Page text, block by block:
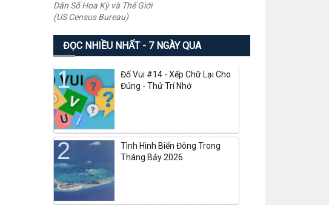
Dân Số Hoa Kỳ và Thế Giới
(US Census Bureau)
ĐỌC NHIỀU NHẤT - 7 NGÀY QUA
Đố Vui #14 - Xếp Chữ Lại Cho
Đúng - Thử Trí Nhớ
Tình Hình Biển Đông Trong
Tháng Bảy 2026